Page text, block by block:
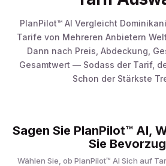
PlanPilot™ AI Vergleicht
Tarife von Mehreren Anbietern
Dann nach Preis, Abdeckung,
Gesamtwert — Sodass der Tarif,
Schon der Stärkste
Sagen Sie PlanPilot™ AI,
Sie
Wählen Sie, ob PlanPilot™ AI Sich auf